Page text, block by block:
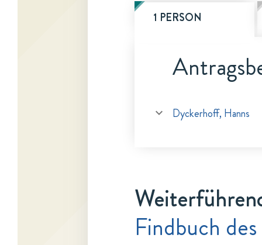
1 PERSON
Dyckerhoff, Hanns
Findbuch